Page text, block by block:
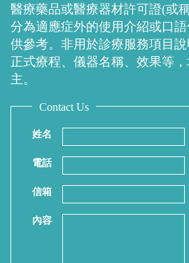
醫療藥品或醫療器材許可證(或
分為適應症外的使用介紹或口
供參考。非用於診療服務項目說
正式療程、儀器名稱、效果等
主。
Contact Us
姓名
電話
信箱
內容